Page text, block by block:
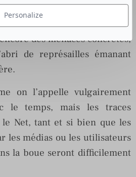
en passant par un
de simples diffusions de
des menaces concrètes,
de représailles émanant
on l’appelle vulgairement
le temps, mais les traces
Net, tant et si bien que les
les médias ou les utilisateurs
la boue seront difficilement
Personalize